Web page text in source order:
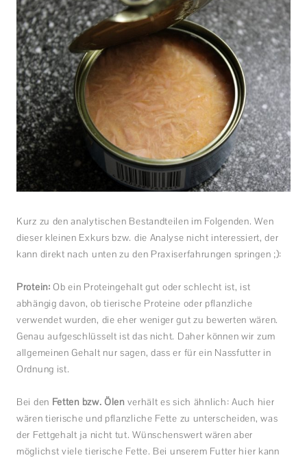
Kurz zu den analytischen Bestandteilen im Folgenden. Wen
dieser kleinen Exkurs bzw. die Analyse nicht interessiert, der
kann direkt nach unten zu den Praxiserfahrungen springen ;):
Protein: Ob ein Proteingehalt gut oder schlecht ist, ist
abhängig davon, ob tierische Proteine oder pflanzliche
verwendet wurden, die eher weniger gut zu bewerten wären.
Genau aufgeschlüsselt ist das nicht. Daher können wir zum
allgemeinen Gehalt nur sagen, dass er für ein Nassfutter in
Ordnung ist.
Bei den Fetten bzw. Ölen verhält es sich ähnlich: Auch hier
wären tierische und pflanzliche Fette zu unterscheiden, was
der Fettgehalt ja nicht tut. Wünschenswert wären aber
möglichst viele tierische Fette. Bei unserem Futter hier kann